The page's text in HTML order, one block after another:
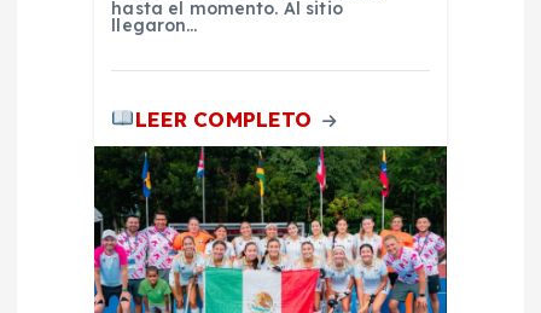
hasta el momento. Al sitio
llegaron…
LEER COMPLETO